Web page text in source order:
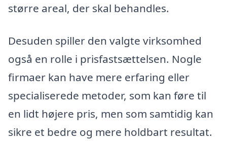
større areal, der skal behandles.
Desuden spiller den valgte virksomhed
også en rolle i prisfastsættelsen. Nogle
firmaer kan have mere erfaring eller
specialiserede metoder, som kan føre til
en lidt højere pris, men som samtidig kan
sikre et bedre og mere holdbart resultat.